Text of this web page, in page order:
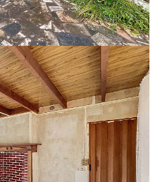
au rez-de-chaussée : une
une cuisine aménagée et équipée,
avec WC.
chambres et une pièce, chacune
à divers usages : garages,
poulailler...
jardin ainsi que d'une cour pavée.
collectif.
000 € honoraires à la charge du
installer proche de la mer tout en